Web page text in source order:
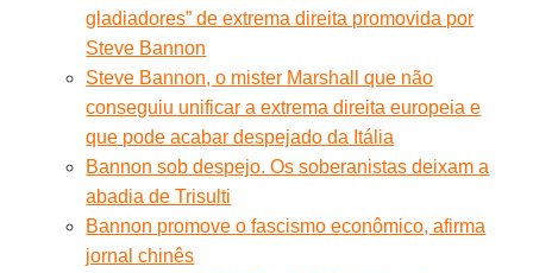
gladiadores” de extrema direita promovida por
Steve Bannon
Steve Bannon, o mister Marshall que não
conseguiu unificar a extrema direita europeia e
que pode acabar despejado da Itália
Bannon sob despejo. Os soberanistas deixam a
abadia de Trisulti
Bannon promove o fascismo econômico, afirma
jornal chinês